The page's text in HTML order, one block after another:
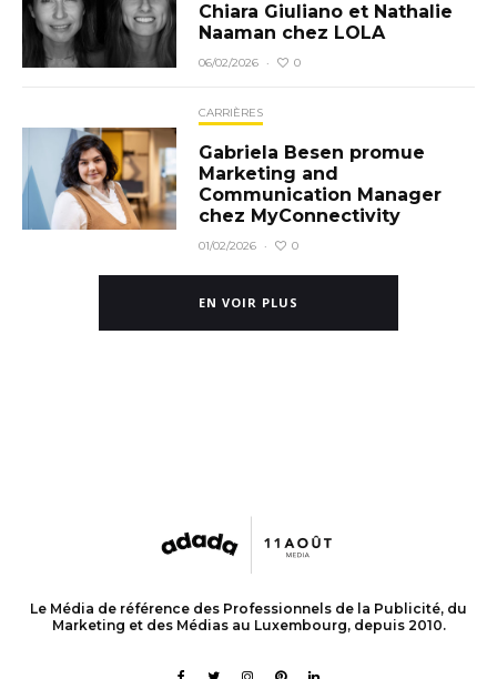
Chiara Giuliano et Nathalie
Naaman chez LOLA
06/02/2026 · 0
CARRIÈRES
Gabriela Besen promue
Marketing and
Communication Manager
chez MyConnectivity
01/02/2026 · 0
EN VOIR PLUS
Le Média de référence des Professionnels de la Publicité, du
Marketing et des Médias au Luxembourg, depuis 2010.